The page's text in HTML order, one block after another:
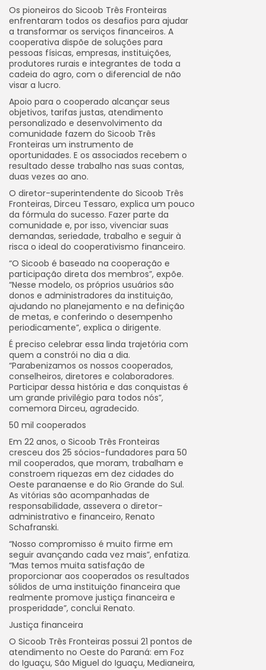
Os pioneiros do Sicoob Três Fronteiras
enfrentaram todos os desafios para ajudar
a transformar os serviços financeiros. A
cooperativa dispõe de soluções para
pessoas físicas, empresas, instituições,
produtores rurais e integrantes de toda a
cadeia do agro, com o diferencial de não
visar a lucro.
Apoio para o cooperado alcançar seus
objetivos, tarifas justas, atendimento
personalizado e desenvolvimento da
comunidade fazem do Sicoob Três
Fronteiras um instrumento de
oportunidades. E os associados recebem o
resultado desse trabalho nas suas contas,
duas vezes ao ano.
O diretor-superintendente do Sicoob Três
Fronteiras, Dirceu Tessaro, explica um pouco
da fórmula do sucesso. Fazer parte da
comunidade e, por isso, vivenciar suas
demandas, seriedade, trabalho e seguir à
risca o ideal do cooperativismo financeiro.
“O Sicoob é baseado na cooperação e
participação direta dos membros”, expõe.
“Nesse modelo, os próprios usuários são
donos e administradores da instituição,
ajudando no planejamento e na definição
de metas, e conferindo o desempenho
periodicamente”, explica o dirigente.
É preciso celebrar essa linda trajetória com
quem a constrói no dia a dia.
“Parabenizamos os nossos cooperados,
conselheiros, diretores e colaboradores.
Participar dessa história e das conquistas é
um grande privilégio para todos nós”,
comemora Dirceu, agradecido.
50 mil cooperados
Em 22 anos, o Sicoob Três Fronteiras
cresceu dos 25 sócios-fundadores para 50
mil cooperados, que moram, trabalham e
constroem riquezas em dez cidades do
Oeste paranaense e do Rio Grande do Sul.
As vitórias são acompanhadas de
responsabilidade, assevera o diretor-
administrativo e financeiro, Renato
Schafranski.
“Nosso compromisso é muito firme em
seguir avançando cada vez mais”, enfatiza.
“Mas temos muita satisfação de
proporcionar aos cooperados os resultados
sólidos de uma instituição financeira que
realmente promove justiça financeira e
prosperidade”, conclui Renato.
Justiça financeira
O Sicoob Três Fronteiras possui 21 pontos de
atendimento no Oeste do Paraná: em Foz
do Iguaçu, São Miguel do Iguaçu, Medianeira,